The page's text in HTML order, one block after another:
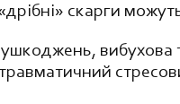
скарги
ушкоджень,